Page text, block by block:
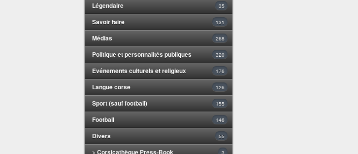
Légendaire 35
Savoir faire 131
Médias 268
Politique et personnalités publiques 320
Evénements culturels et religieux 176
Langue corse 126
Sport (sauf football) 155
Football 146
Divers 55
> Corsicathèque Press-Book 3